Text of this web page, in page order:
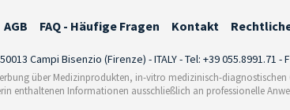
AGB FAQ - Häufige Fragen Kontakt
Campi Bisenzio (Firenze) - ITALY - Tel: +39 055.8991.71 -
über Medizinprodukten, in-vitro medizinisch-
enthaltenen Informationen ausschließlich an professionelle